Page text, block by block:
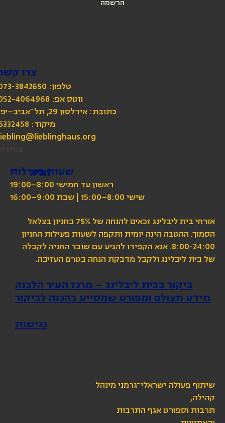
הרשמה
צרו
טלפון: 073-3842650
כתובת: אידלסון 29, תל־אביב–יפו
מיקוד: 6332458
שעות פעילות
ראשון עד חמישי 8:00–19:00
שישי 8:00–15:00 | שבת 9:00–16:00
אורחי בית ליבלינג זכאים להנחה של 75% בחניון בצלאל
הסמוך. ההטבה הינה יומית ותקפה לשעות פעילות החניון
8:00-24:00. אנא הקפידו להגיע עם שובר החניה לקבלה
של בית ליבלינג ולקבל מדבקת הנחה בטרם העזיבה.
שיתוף פעולה ישראלי־גרמני מינהל
קהילה,
תרבות וספורט אגף התרבות
ביקור בבית ליבלינג – מרכז העיר הלבנה
מידע מצולם ומפורט שמסייע בהכנה לביקור
נגישות
חניה